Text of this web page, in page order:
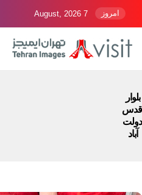
امروز 7 August, 2026
بلوار
قدس
دولت
آباد